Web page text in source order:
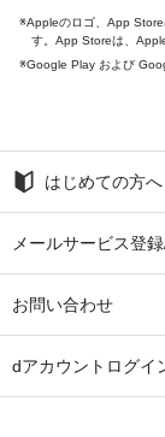
Appleのロゴ、App
す。App Storeは、
Google Play および
はじめての方へ
メールサービス登
お問い合わせ
dアカウントログイ